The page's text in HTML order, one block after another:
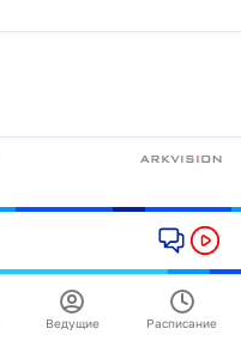
Ведущие Расписание